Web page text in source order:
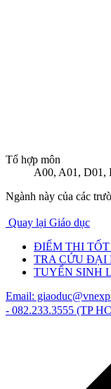
Tổ hợp môn
A00, A01, D01,
Ngành này của các
Quay lại Giáo dục
ĐIỂM THI TỐT
TRA CỨU ĐẠI
TUYỂN SINH
Email:
- 082.233.3555 (TP